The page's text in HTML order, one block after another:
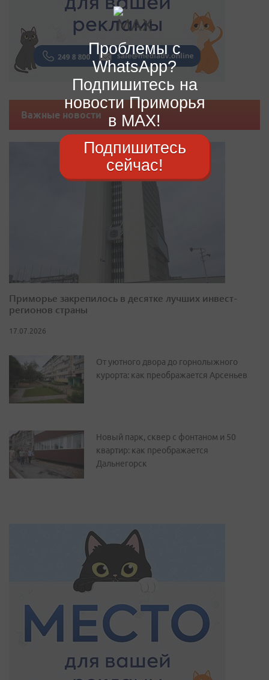
Важные новости
Приморье закрепилось в десятке лучших инвест-
регионов страны
17.07.2026
От уютного двора до горнолыжного
курорта: как преображается Арсеньев
Новый парк, сквер с фонтаном и 50
квартир: как преображается
Дальнегорск
Проблемы с
WhatsApp?
Подпишитесь на
новости Приморья
в MAX!
Подпишитесь
сейчас!